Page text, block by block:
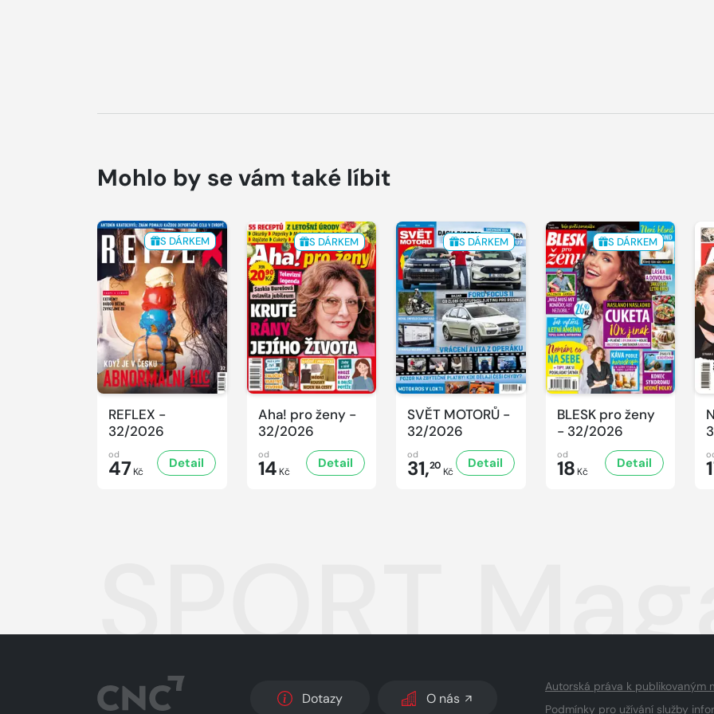
Mohlo by se vám také líbit
S DÁRKEM
REFLEX -
32/2026
od
47 Kč
Detail
S DÁRKEM
Aha! pro ženy -
32/2026
od
14 Kč
Detail
S DÁRKEM
SVĚT MOTORŮ -
32/2026
od
31,20 Kč
Detail
S DÁRKEM
BLESK pro ženy
- 32/2026
od
18 Kč
Detail
SPORT
Dotazy O nás
Autorská práva k publikovaným
Podmínky pro užívání služby